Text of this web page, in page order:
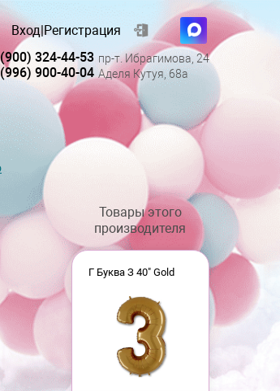
Вход|Регистрация
324-44-53 пр-т. Ибрагимова, 24
900-40-04 Аделя Кутуя, 68а
Товары этого
производителя
Г Буква З 40" Gold